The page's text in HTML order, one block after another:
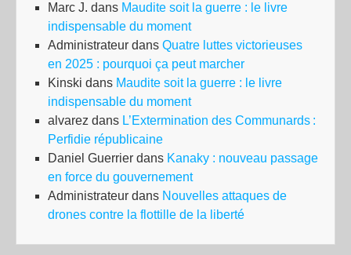
Marc J. dans Maudite soit la guerre : le livre
indispensable du moment
Administrateur dans Quatre luttes victorieuses
en 2025 : pourquoi ça peut marcher
Kinski dans Maudite soit la guerre : le livre
indispensable du moment
alvarez dans L’Extermination des Communards :
Perfidie républicaine
Daniel Guerrier dans Kanaky : nouveau passage
en force du gouvernement
Administrateur dans Nouvelles attaques de
drones contre la flottille de la liberté